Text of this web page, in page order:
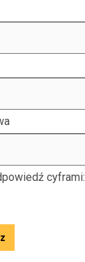
cyframi: